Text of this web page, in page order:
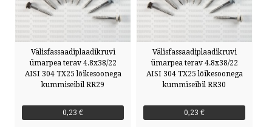
Välisfassaadiplaadikruvi
ümarpea terav 4.8x38/22
AISI 304 TX25 lõikesoonega
kummiseibil RR29
0,23 €
Välisfassaadiplaadikruvi
ümarpea terav 4.8x38/22
AISI 304 TX25 lõikesoonega
kummiseibil RR30
0,23 €